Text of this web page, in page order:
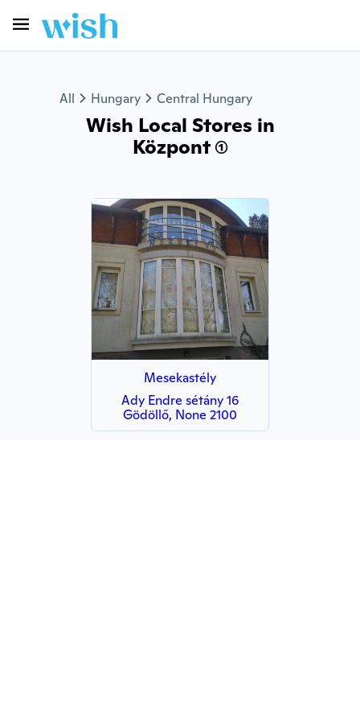
All Hungary Central Hungary
Wish Local Stores in
Központ (1)
Mesekastély
Ady Endre sétány 16
Gödöllő, None 2100